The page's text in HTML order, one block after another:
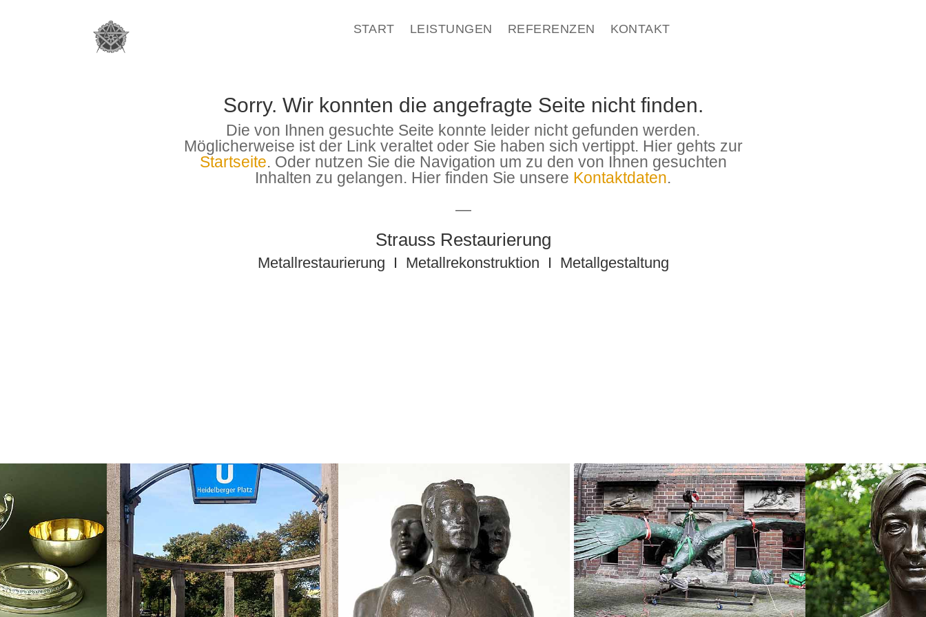
START LEISTUNGEN REFERENZEN KONTAKT
Sorry. Wir konnten die angefragte Seite nicht finden.
Die von Ihnen gesuchte Seite konnte leider nicht gefunden werden.
Möglicherweise ist der Link veraltet oder Sie haben sich vertippt. Hier gehts zur
Startseite. Oder nutzen Sie die Navigation um zu den von Ihnen gesuchten
Inhalten zu gelangen. Hier finden Sie unsere Kontaktdaten.
—
Strauss Restaurierung
Metallrestaurierung I Metallrekonstruktion I Metallgestaltung